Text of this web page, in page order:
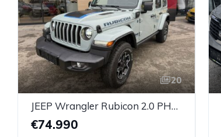
20
JEEP Wrangler Rubicon 2.0 PHEV 380 PS AT 4xe
€74.990